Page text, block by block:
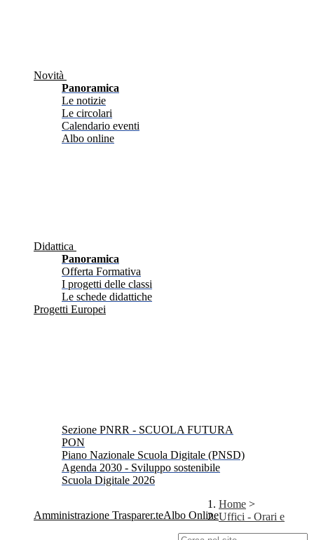
Novità
Panoramica
Le notizie
Le circolari
Calendario eventi
Albo online
Didattica
Panoramica
Offerta Formativa
I progetti delle classi
Le schede didattiche
Progetti Europei
Sezione PNRR - SCUOLA FUTURA
PON
Piano Nazionale Scuola Digitale (PNSD)
Agenda 2030 - Sviluppo sostenibile
Scuola Digitale 2026
Amministrazione TrasparenteAlbo Online
Home >
Uffici - Orari e